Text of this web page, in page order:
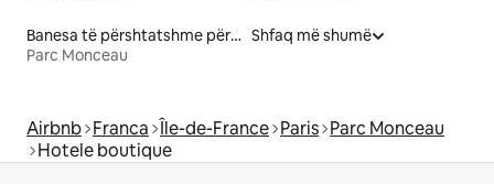
Banesa të përshtatshme për kafshë me qira
Parc Monceau
Shfaq më shumë
Airbnb Franca Île-de-France Paris Parc Monceau
Hotele boutique